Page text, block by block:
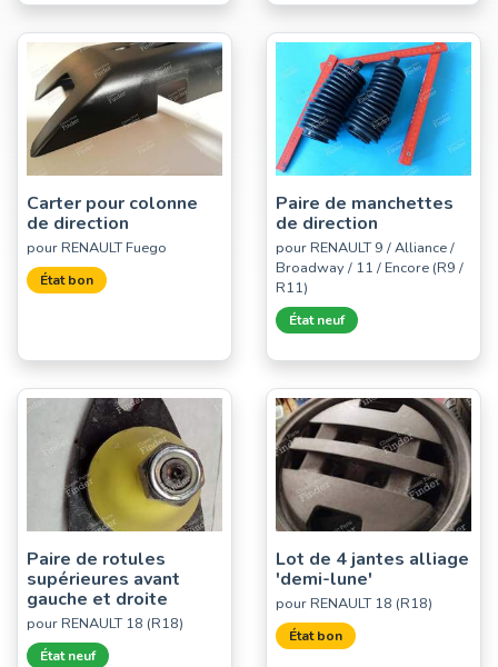
Carter pour colonne
de direction
pour RENAULT Fuego
État bon
Paire de manchettes
de direction
pour RENAULT 9 / Alliance /
Broadway / 11 / Encore (R9 /
R11)
État neuf
Paire de rotules
supérieures avant
gauche et droite
pour RENAULT 18 (R18)
État neuf
Lot de 4 jantes alliage
'demi-lune'
pour RENAULT 18 (R18)
État bon